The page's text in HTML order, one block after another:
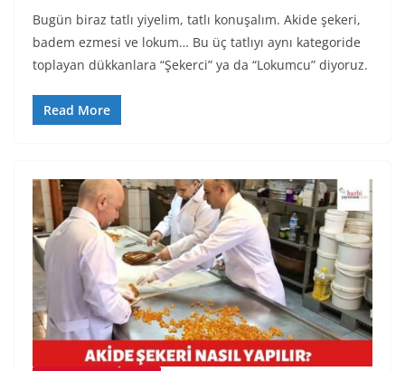
Bugün biraz tatlı yiyelim, tatlı konuşalım. Akide şekeri,
badem ezmesi ve lokum… Bu üç tatlıyı aynı kategoride
toplayan dükkanlara “Şekerci” ya da “Lokumcu” diyoruz.
Read More